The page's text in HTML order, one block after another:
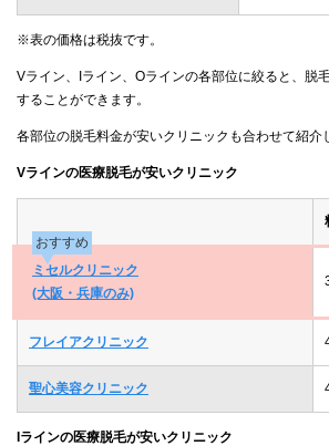
※表の価格は税抜です。
Vライン、Iライン、Oラインの各部位に絞ると、脱
することができます。
各部位の脱毛料金が安いクリニックも合わせて紹介
Vラインの医療脱毛が安いクリニック
おすすめ
ミセルクリニック
(大阪・兵庫のみ)
フレイアクリニック
聖心美容クリニック
Iラインの医療脱毛が安いクリニック